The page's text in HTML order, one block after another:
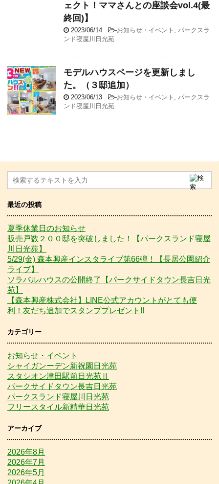
ェクト！ママさんとの座談会vol.4(最
終回)】
2023/06/14 -お知らせ・イベント , パークスラ
ンド寝屋川日光苑
モデルハウスページを更新しまし
た。（３邸追加）
2023/06/13 -お知らせ・イベント , パークスラ
ンド寝屋川日光苑
最近の投稿
夏季休業日のお知らせ
販売戸数２００邸を突破しました！【パークスランド寝屋
川日光苑】
5/29(金) 森本興産インスタライブ第66弾！【長居公園紹介
ライブ】
ソラバルハウスの公開終了【パークサイドタウン長吉日光
苑】
【森本興産株式会社】LINE公式アカウントがとても便
利！友だち追加でスタンププレゼント!!
カテゴリー
お知らせ・イベント
シャイガンーデン新祝園日光苑
スタシオン津田駅前日光苑Ⅱ
パークサイドタウン長吉日光苑
パークスランド寝屋川日光苑
フリースタイル新精華日光苑
アーカイブ
2026年8月
2026年7月
2026年5月